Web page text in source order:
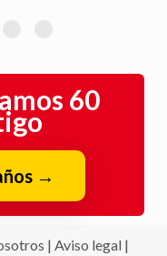
60
→
| Aviso legal |